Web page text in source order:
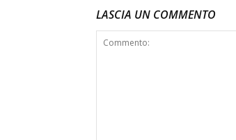
LASCIA UN COMMENTO